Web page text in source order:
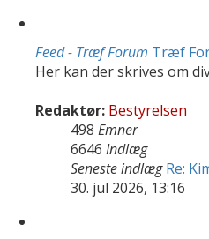
Feed - Træf Forum Træf
Her kan der skrives om
Redaktør: Bestyrelsen
498 Emner
6646 Indlæg
Seneste indlæg Re:
30. jul 2026, 13:16